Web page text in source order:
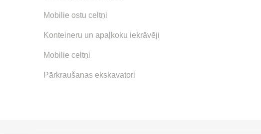
Mobilie ostu celtņi
Konteineru un apaļkoku iekrāvēji
Mobilie celtņi
Pārkraušanas ekskavatori